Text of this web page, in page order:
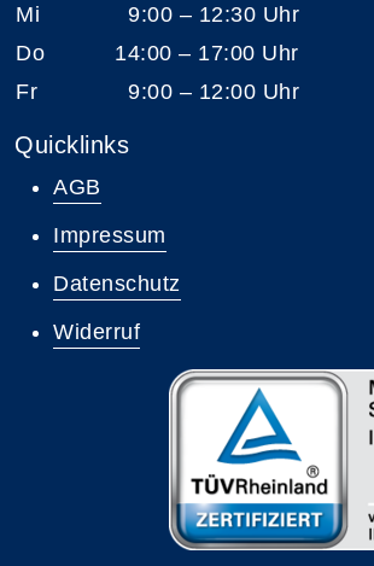
Mi
9:00 – 12:30 Uhr
Do
14:00 – 17:00 Uhr
Fr
9:00 – 12:00 Uhr
Quicklinks
AGB
Impressum
Datenschutz
Widerruf